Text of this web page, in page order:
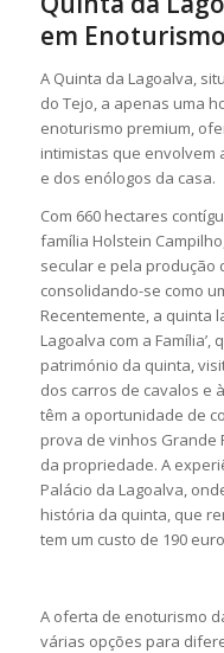
em
A Quinta da Lagoalva,
do Tejo, a apenas uma
enoturismo premium,
intimistas que envolvem
e dos enólogos da casa.
Com 660 hectares
família Holstein
secular e pela produção
consolidando-se como
Recentemente, a quinta
Lagoalva com a
património da quinta,
dos carros de cavalos e
têm a oportunidade de
prova de vinhos Grande
da propriedade. A
Palácio da Lagoalva,
história da quinta, que
tem um custo de 190
A oferta de enoturismo
várias opções para